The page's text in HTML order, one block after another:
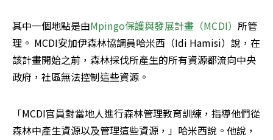
其中一個地點是由Mpingo保護與發展計畫（MCDI）所管
理。 MCDI安加伊森林協調員哈米西（Idi Hamisi）說，在
該計畫開始之前，森林採伐所產生的所有資源都流向中央
政府，社區無法控制這些資源。
「MCDI官員對當地人進行森林管理教育訓練，指導他們從
森林中產生資源以及管理這些資源，」哈米西說。他說，